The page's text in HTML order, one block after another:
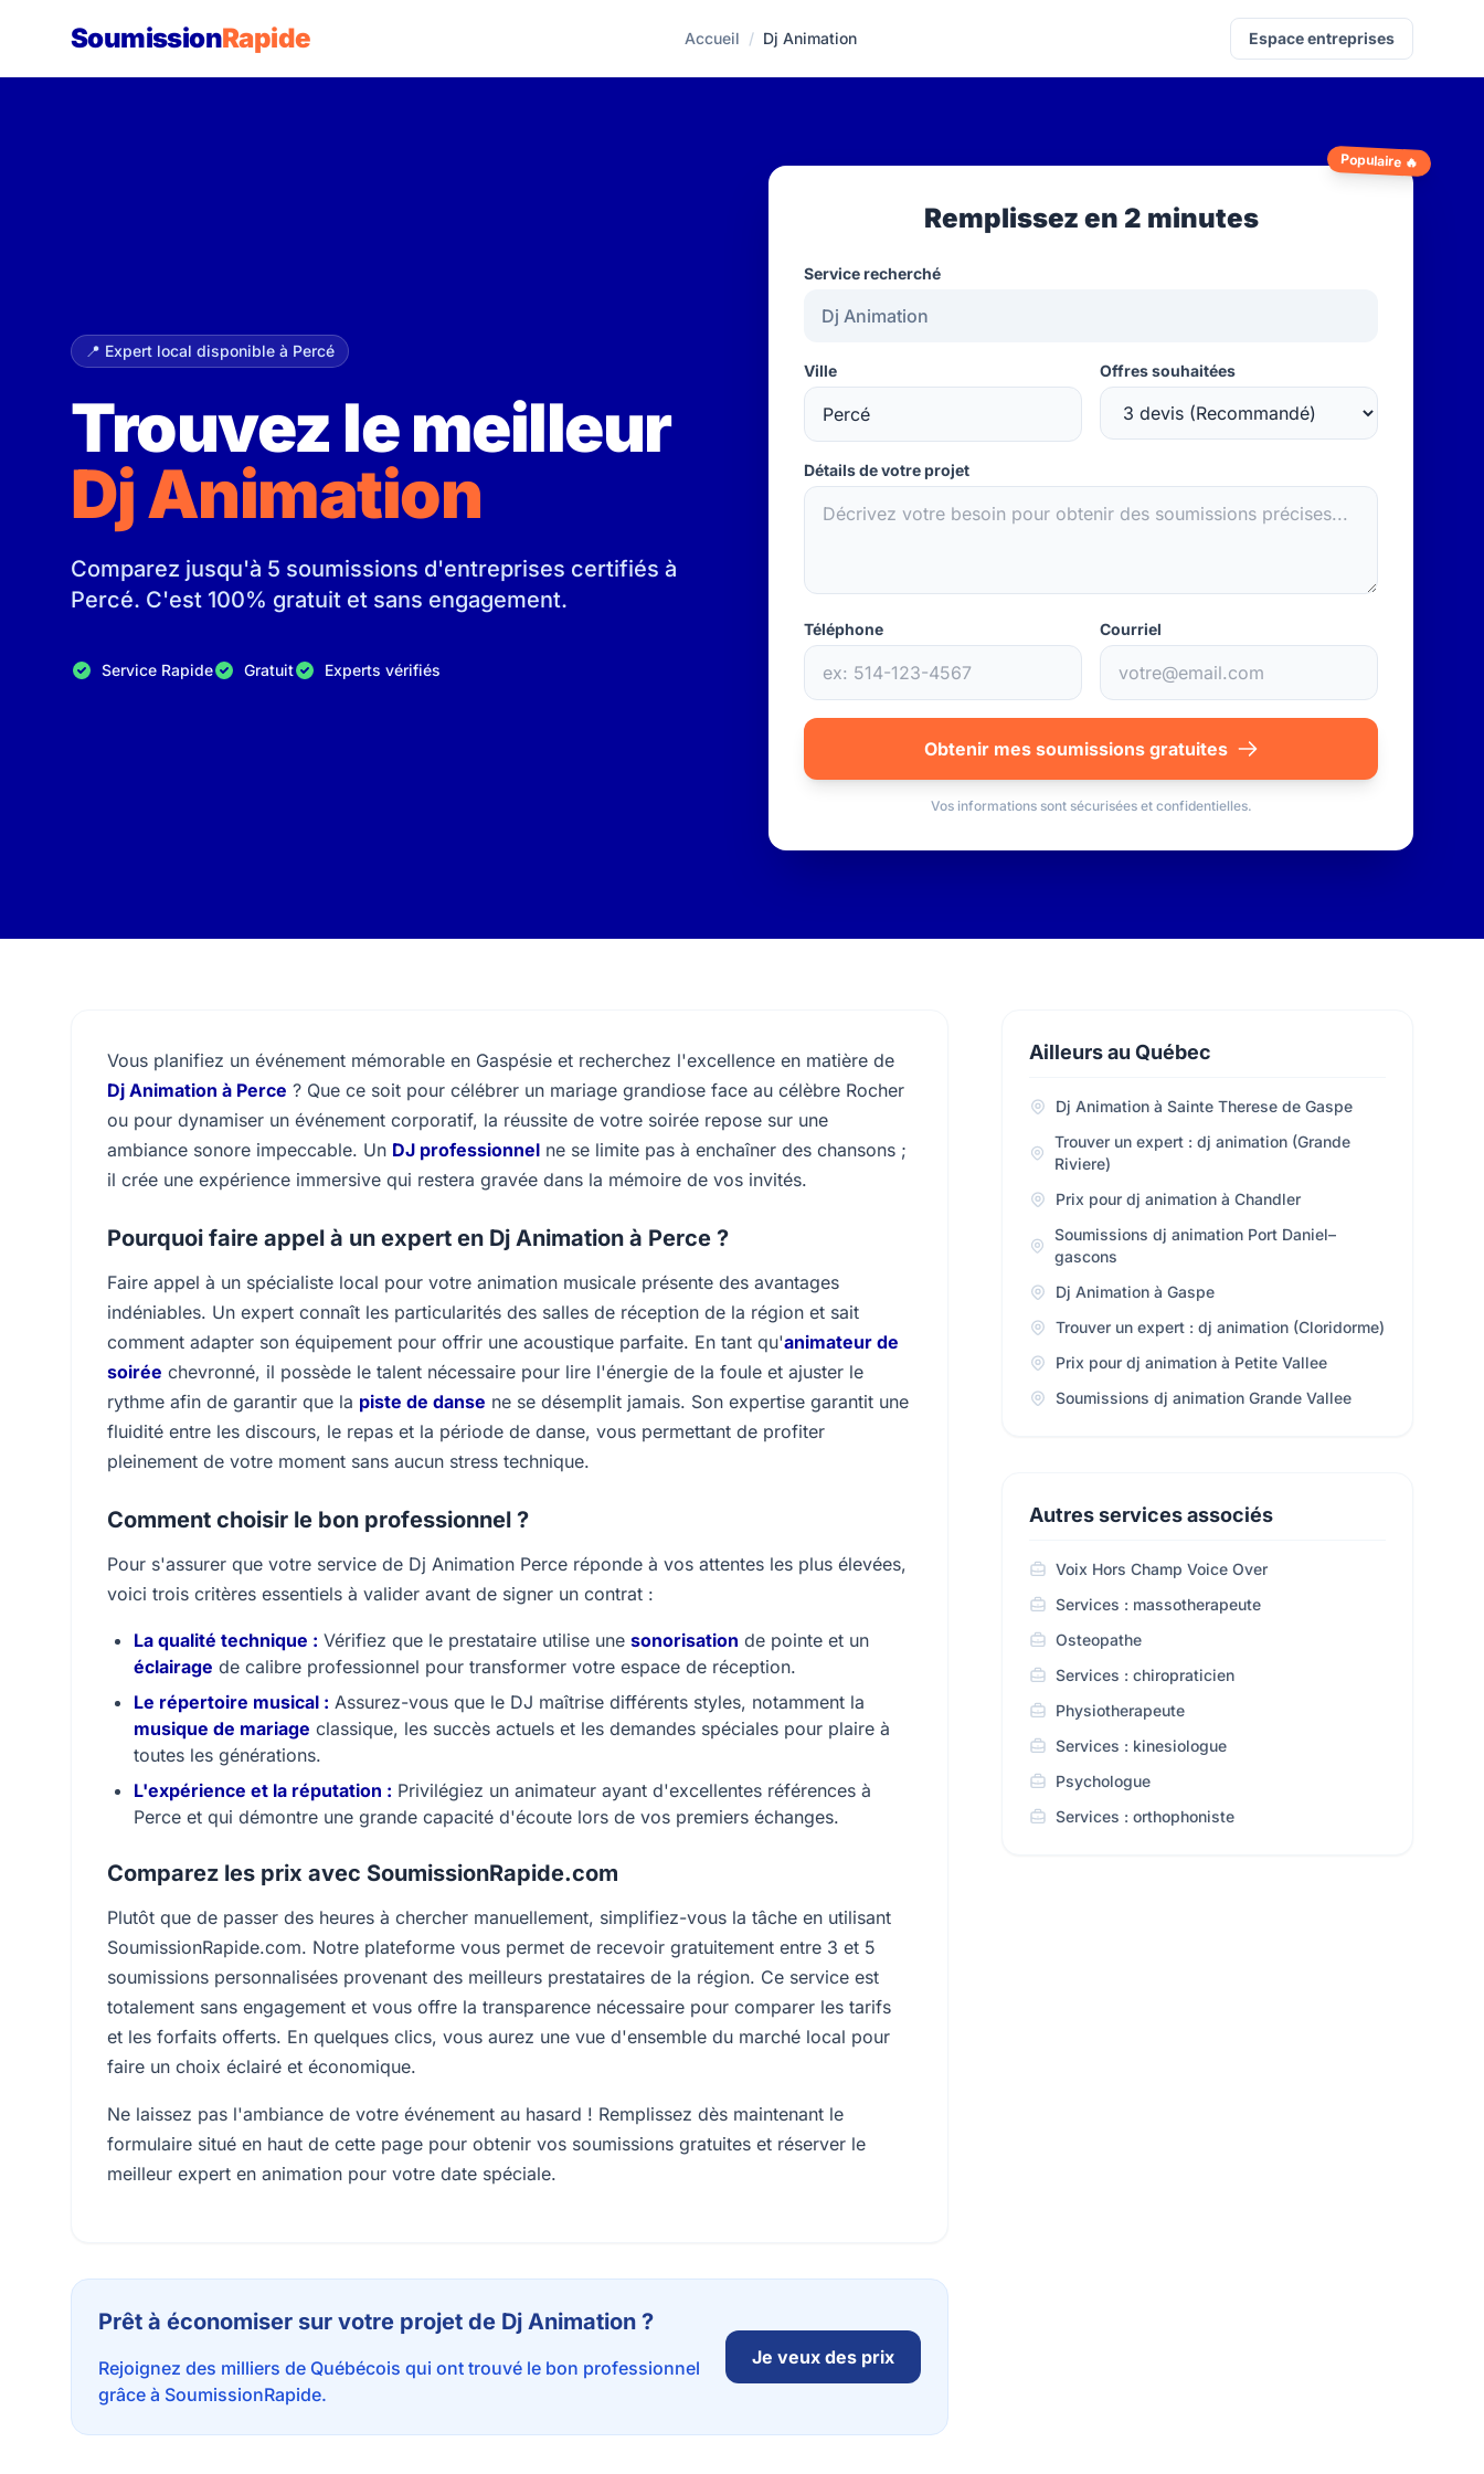
SoumissionRapide Accueil / Dj Animation Espace entreprises
📍 Expert local disponible à Percé
Trouvez le meilleur
Dj Animation
Comparez jusqu'à 5 soumissions d'entreprises certifiés à
Percé. C'est 100% gratuit et sans engagement.
Service Rapide Gratuit Experts vérifiés
Populaire 🔥
Remplissez en 2 minutes
Service recherché
Ville Offres souhaitées
Détails de votre projet
Téléphone Courriel
Obtenir mes soumissions gratuites
Vos informations sont sécurisées et confidentielles.
Vous planifiez un événement mémorable en Gaspésie et recherchez l'excellence en matière de
Dj Animation à Perce ? Que ce soit pour célébrer un mariage grandiose face au célèbre Rocher
ou pour dynamiser un événement corporatif, la réussite de votre soirée repose sur une
ambiance sonore impeccable. Un DJ professionnel ne se limite pas à enchaîner des chansons ;
il crée une expérience immersive qui restera gravée dans la mémoire de vos invités.
Pourquoi faire appel à un expert en Dj Animation à Perce ?
Faire appel à un spécialiste local pour votre animation musicale présente des avantages
indéniables. Un expert connaît les particularités des salles de réception de la région et sait
comment adapter son équipement pour offrir une acoustique parfaite. En tant qu'animateur de
soirée chevronné, il possède le talent nécessaire pour lire l'énergie de la foule et ajuster le
rythme afin de garantir que la piste de danse ne se désemplit jamais. Son expertise garantit une
fluidité entre les discours, le repas et la période de danse, vous permettant de profiter
pleinement de votre moment sans aucun stress technique.
Comment choisir le bon professionnel ?
Pour s'assurer que votre service de Dj Animation Perce réponde à vos attentes les plus élevées,
voici trois critères essentiels à valider avant de signer un contrat :
La qualité technique : Vérifiez que le prestataire utilise une sonorisation de pointe et un
éclairage de calibre professionnel pour transformer votre espace de réception.
Le répertoire musical : Assurez-vous que le DJ maîtrise différents styles, notamment la
musique de mariage classique, les succès actuels et les demandes spéciales pour plaire à
toutes les générations.
L'expérience et la réputation : Privilégiez un animateur ayant d'excellentes références à
Perce et qui démontre une grande capacité d'écoute lors de vos premiers échanges.
Comparez les prix avec SoumissionRapide.com
Plutôt que de passer des heures à chercher manuellement, simplifiez-vous la tâche en utilisant
SoumissionRapide.com. Notre plateforme vous permet de recevoir gratuitement entre 3 et 5
soumissions personnalisées provenant des meilleurs prestataires de la région. Ce service est
totalement sans engagement et vous offre la transparence nécessaire pour comparer les tarifs
et les forfaits offerts. En quelques clics, vous aurez une vue d'ensemble du marché local pour
faire un choix éclairé et économique.
Ne laissez pas l'ambiance de votre événement au hasard ! Remplissez dès maintenant le
formulaire situé en haut de cette page pour obtenir vos soumissions gratuites et réserver le
meilleur expert en animation pour votre date spéciale.
Prêt à économiser sur votre projet de Dj Animation ?
Rejoignez des milliers de Québécois qui ont trouvé le bon professionnel
grâce à SoumissionRapide.
Je veux des prix
Ailleurs au Québec
Dj Animation à Sainte Therese de Gaspe
Trouver un expert : dj animation (Grande
Riviere)
Prix pour dj animation à Chandler
Soumissions dj animation Port Daniel–
gascons
Dj Animation à Gaspe
Trouver un expert : dj animation (Cloridorme)
Prix pour dj animation à Petite Vallee
Soumissions dj animation Grande Vallee
Autres services associés
Voix Hors Champ Voice Over
Services : massotherapeute
Osteopathe
Services : chiropraticien
Physiotherapeute
Services : kinesiologue
Psychologue
Services : orthophoniste